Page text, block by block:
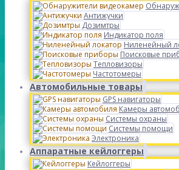
Антижучки
Дозимтры
Индикатор поля
Ниленейный
Поисковые
Тепловизоры
Частотомеры
Автомобильные товары
GPS навигаторы
Камеры
Системы охраны
Системы помощи
Электроника
Аппаратные кейлоггеры
Кейлоггеры